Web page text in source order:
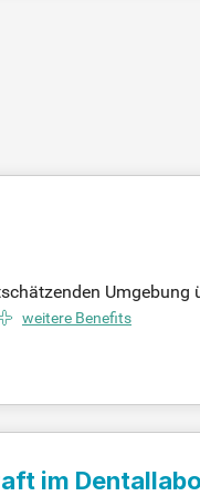
Umgebung
bei uns gefragt
sich der
weitere Benefits
im